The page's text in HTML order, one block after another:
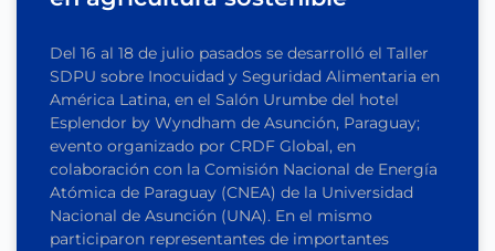
Del 16 al 18 de julio pasados se desarrolló el Taller
SDPU sobre Inocuidad y Seguridad Alimentaria en
América Latina, en el Salón Urumbe del hotel
Esplendor by Wyndham de Asunción, Paraguay;
evento organizado por CRDF Global, en
colaboración con la Comisión Nacional de Energía
Atómica de Paraguay (CNEA) de la Universidad
Nacional de Asunción (UNA). En el mismo
participaron representantes de importantes